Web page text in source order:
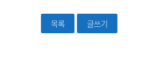
목록 글쓰기